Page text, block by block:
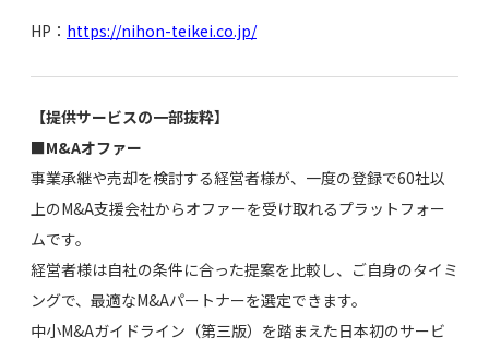
HP： https://nihon-teikei.co.jp/
【提供サービスの一部抜粋】
■M&Aオファー
事業承継や売却を検討する経営者様が、一度の登録で60社以
上のM&A支援会社からオファーを受け取れるプラットフォー
ムです。
経営者様は自社の条件に合った提案を比較し、ご自身のタイミ
ングで、最適なM&Aパートナーを選定できます。
中小M&Aガイドライン（第三版）を踏まえた日本初のサービ